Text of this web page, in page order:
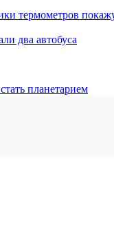
термометров
два автобуса
планетарием